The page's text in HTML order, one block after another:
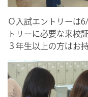
Ｏ入試エントリーは
トリーに必要な来校
３年生以上の方はお